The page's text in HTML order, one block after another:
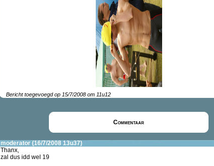
Bericht toegevoegd op 15/7/2008 om 11u12
Commentaar
moderator (16/7/2008 13u37)
Thanx,
zal dus idd wel 19